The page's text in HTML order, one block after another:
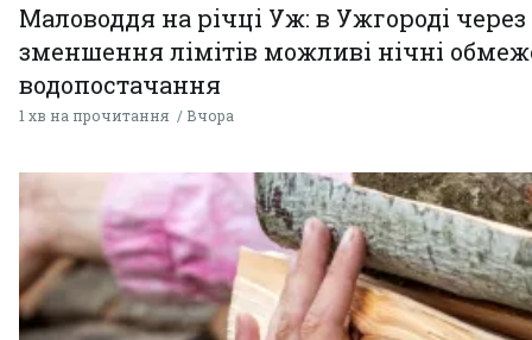
Маловоддя на річці Уж: в Ужгороді через
зменшення лімітів можливі нічні
водопостачання
1 хв на прочитання Вчора